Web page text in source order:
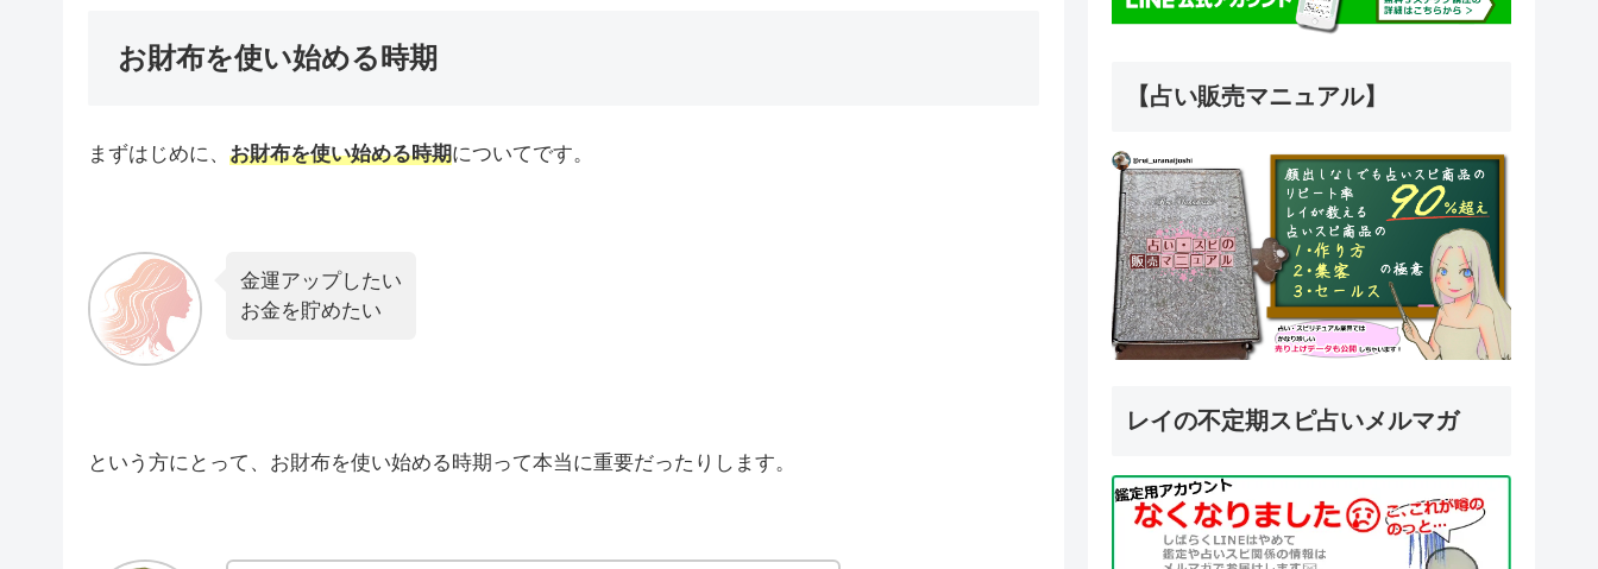
お財布を使い始める時期
まずはじめに、 お財布を使い始める時期についてです。
金運アップしたい
お金を貯めたい
という方にとって、お財布を使い始める時期って本当に重要だったりします。
【占い販売マニュアル】
レイの不定期スピ占いメルマガ